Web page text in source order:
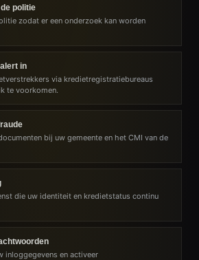
politie
zodat er een onderzoek kan worden
in
via kredietregistratiebureaus
te voorkomen.
bij uw gemeente en het CMI van de
die uw identiteit en kredietstatus continu
inloggegevens en activeer